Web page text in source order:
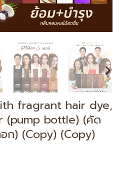
fragrant hair dye,
(pump bottle) (คัด
ก) (Copy) (Copy)